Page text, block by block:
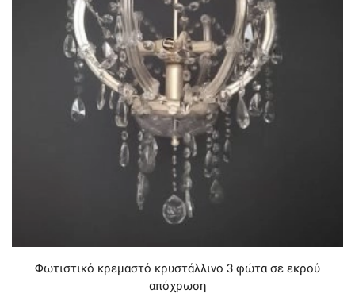
Φωτιστικό κρεμαστό κρυστάλλινο 3 φώτα σε εκρού
απόχρωση